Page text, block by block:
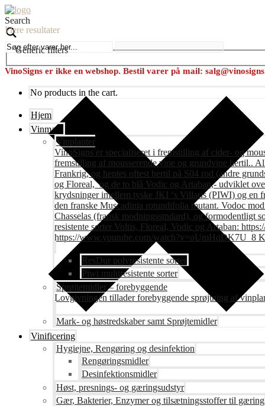
Search
Flere resultater
Generic filters
VinoSigns er ikke en webshop. Bestil varer på mail:
No products in the cart.
Hjem
Vinmark
Vinplanter
VinoSigns er specialiseret i fremstilling af cider- og
fremstilling af mousserende vine og grundvine hertil..
Frankrig, og hentes oftest hertil på S04 rod (andre
og Floreal, og de to blå Vodic og Artaban,- udviklet
krydsninger imellem tyske JKI ‘s Villaris (PIWI) og en
den franske Muscadinia rotundifolia mutant. Vodoc
Chasselas (fransk modningsstndard), og formodentligt
resistente sorter Voltis, Floreal, Vodic og Artaban:
https://www.youtube.com/watch?v=oUmHqDK7U_8
ResDur polyresistente sorter
Piwi multiresistente sorter
Sprøjtemidler – forebyggende
Lovgivningen tillader forebyggende sprøjtning af
Mark- og høstredskaber samt Sprøjtemidler
Vinificering
Hygiejne, Rengøring og desinfektion
Rengøringsmidler
Desinfektionsmidler
Høst, presnings- og gæringsudstyr
Gær, Bakterier, Enzymer og tilsætningsstoffer til gæring